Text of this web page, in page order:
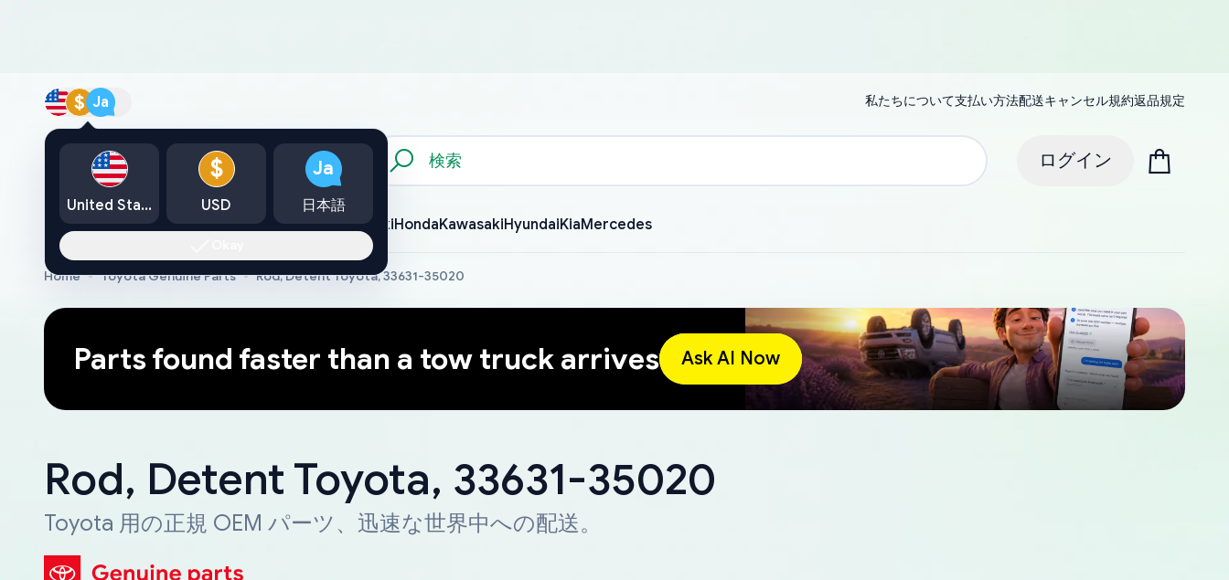
$ Ja 私たちについて支払い方法配送キャンセル規約返品規定
カタログ ログイン
ToyotaLexusNissanMazdaMitsubishiYamahaSuzukiHondaKawasakiHyundaiKiaMercedes
Home Toyota Genuine Parts Rod, Detent Toyota, 33631-35020
Parts found faster than a tow truck arrives Ask AI Now
Rod, Detent Toyota, 33631-35020
Toyota 用の正規 OEM パーツ、迅速な世界中への配送。
United States
$
USD
Ja
日本語